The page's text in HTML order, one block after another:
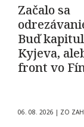
Začalo sa
Buď
Kyjeva,
front vo
06. 08. 2026 | ZO